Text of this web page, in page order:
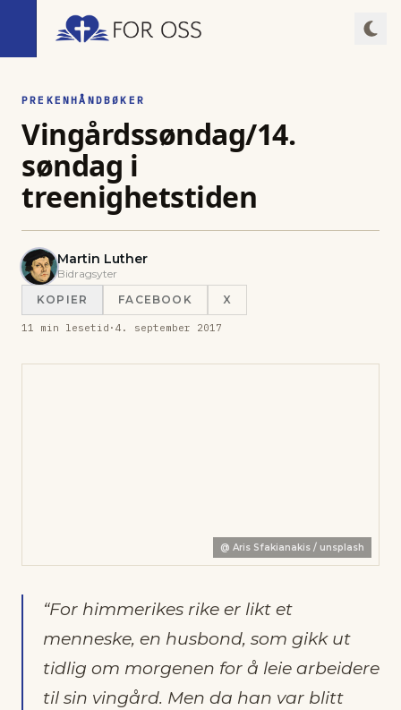
PREKENHÅNDBØKER
Vingårdssøndag/14.
søndag i
treenighetstiden
Martin Luther
Bidragsyter
KOPIER
FACEBOOK X
11 min lesetid · 4. september 2017
@ Aris Sfakianakis / unsplash
“For himmerikes rike er likt et
menneske, en husbond, som gikk ut
tidlig om morgenen for å leie arbeidere
til sin vingård. Men da han var blitt